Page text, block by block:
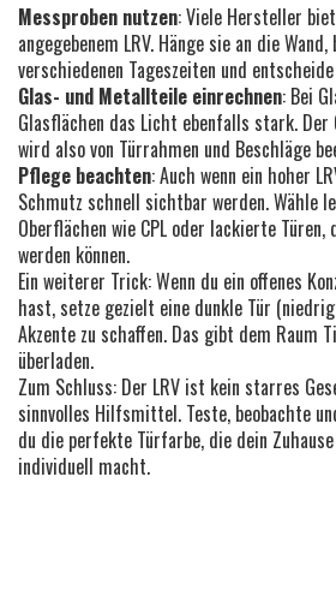
Messproben nutzen: Viele Hersteller
angegebenem LRV. Hänge sie an die
verschiedenen Tageszeiten und
Glas- und Metallteile einrechnen: Bei
Glasflächen das Licht ebenfalls stark. Der
wird also von Türrahmen und Beschläge
Pflege beachten: Auch wenn ein hoher
Schmutz schnell sichtbar werden. Wähle
Oberflächen wie CPL oder lackierte
werden können.
Ein weiterer Trick: Wenn du ein offenes
hast, setze gezielt eine dunkle Tür
Akzente zu schaffen. Das gibt dem Raum
überladen.
Zum Schluss: Der LRV ist kein starres
sinnvolles Hilfsmittel. Teste, beobachte
du die perfekte Türfarbe, die dein
individuell macht.